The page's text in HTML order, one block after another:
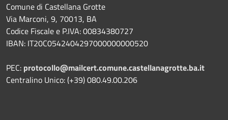
Comune di Castellana Grotte
Via Marconi, 9, 70013, BA
Codice Fiscale e P.IVA: 00834380727
IBAN: IT20C0542404297000000000520
PEC: protocollo@mailcert.comune.castellanagrotte.ba.it
Centralino Unico: (+39) 080.49.00.206